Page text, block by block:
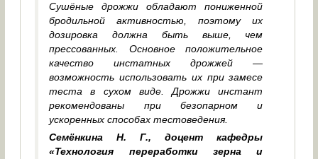
Сушёные дрожжи обладают пониженной
бродильной активностью, поэтому их
дозировка должна быть выше, чем
прессованных. Основное положительное
качество инстатных дрожжей —
возможность использовать их при замесе
теста в сухом виде. Дрожжи инстант
рекомендованы при безопарном и
ускоренных способах тестоведения.
Семёнкина Н. Г., доцент кафедры
«Технология переработки зерна и